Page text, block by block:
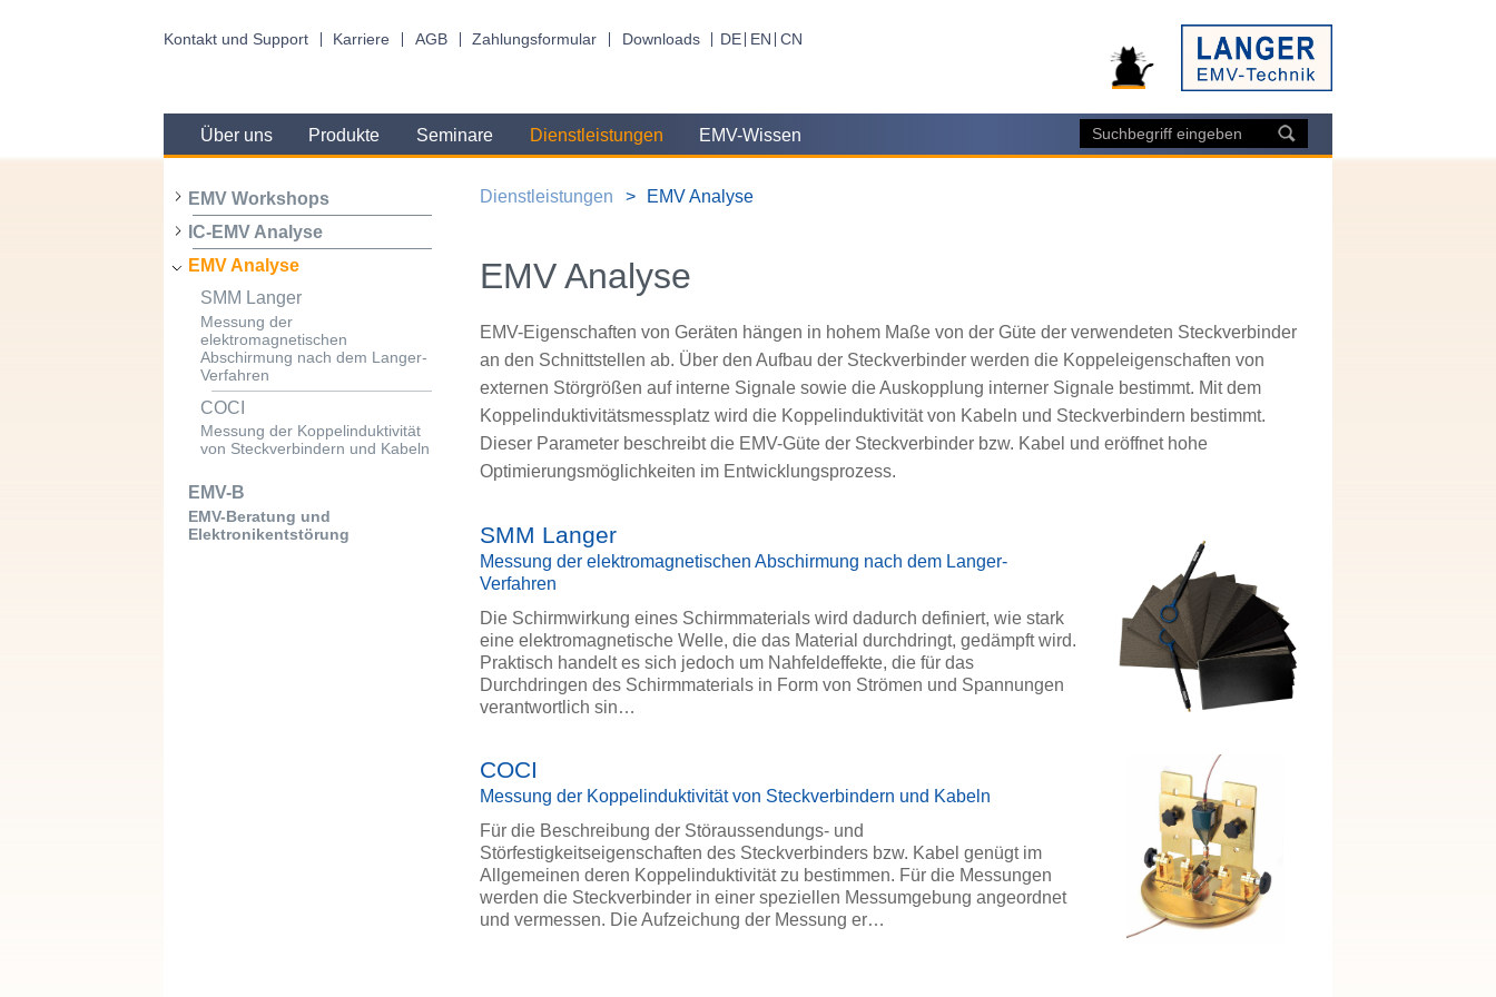
Kontakt und Support Karriere AGB Zahlungsformular Downloads DE EN CN
Über uns Produkte Seminare Dienstleistungen EMV-Wissen
EMV Workshops
IC-EMV Analyse
EMV Analyse
SMM Langer
Messung der
elektromagnetischen
Abschirmung nach dem Langer-
Verfahren
COCI
Messung der Koppelinduktivität
von Steckverbindern und Kabeln
EMV-B
EMV-Beratung und
Elektronikentstörung
Dienstleistungen EMV Analyse
EMV Analyse
EMV-Eigenschaften von Geräten hängen in hohem Maße von der Güte der verwendeten Steckverbinder
an den Schnittstellen ab. Über den Aufbau der Steckverbinder werden die Koppeleigenschaften von
externen Störgrößen auf interne Signale sowie die Auskopplung interner Signale bestimmt. Mit dem
Koppelinduktivitätsmessplatz wird die Koppelinduktivität von Kabeln und Steckverbindern bestimmt.
Dieser Parameter beschreibt die EMV-Güte der Steckverbinder bzw. Kabel und eröffnet hohe
Optimierungsmöglichkeiten im Entwicklungsprozess.
SMM Langer
Messung der elektromagnetischen Abschirmung nach dem Langer-
Verfahren
Die Schirmwirkung eines Schirmmaterials wird dadurch definiert, wie stark
eine elektromagnetische Welle, die das Material durchdringt, gedämpft wird.
Praktisch handelt es sich jedoch um Nahfeldeffekte, die für das
Durchdringen des Schirmmaterials in Form von Strömen und Spannungen
verantwortlich sin…
COCI
Messung der Koppelinduktivität von Steckverbindern und Kabeln
Für die Beschreibung der Störaussendungs- und
Störfestigkeitseigenschaften des Steckverbinders bzw. Kabel genügt im
Allgemeinen deren Koppelinduktivität zu bestimmen. Für die Messungen
werden die Steckverbinder in einer speziellen Messumgebung angeordnet
und vermessen. Die Aufzeichung der Messung er…